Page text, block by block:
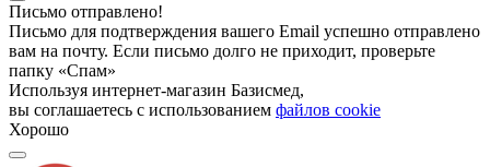
Письмо отправлено!
Письмо для подтверждения вашего Email успешно отправлено
вам на почту. Если письмо долго не приходит, проверьте
папку «Спам»
Используя интернет-магазин Базисмед,
вы соглашаетесь с использованием файлов cookie
Хорошо